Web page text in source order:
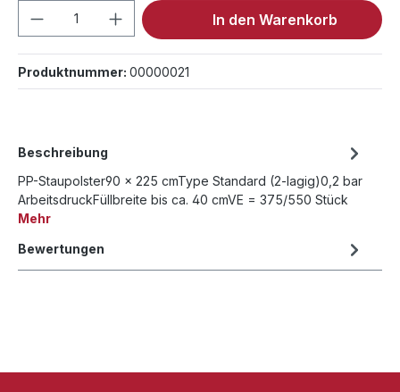
Produkt Anzahl: Gib denIn den Warenkorb
Produktnummer: 00000021
Beschreibung
PP-Staupolster90 x 225 cmType Standard (2-lagig)0,2 bar
ArbeitsdruckFüllbreite bis ca. 40 cmVE = 375/550 Stück
Mehr
Bewertungen